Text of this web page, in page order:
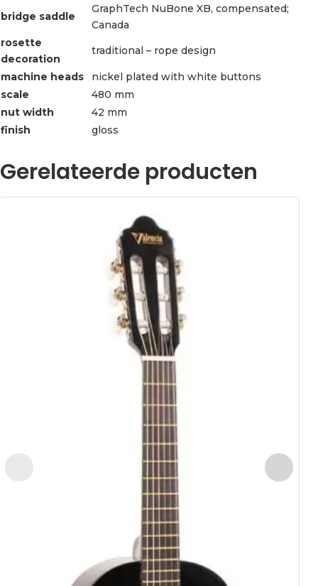
bridge saddle
GraphTech NuBone XB, compensated;
Canada
rosette
decoration
traditional – rope design
machine heads
nickel plated with white buttons
scale
480 mm
nut width
42 mm
finish
gloss
Gerelateerde producten